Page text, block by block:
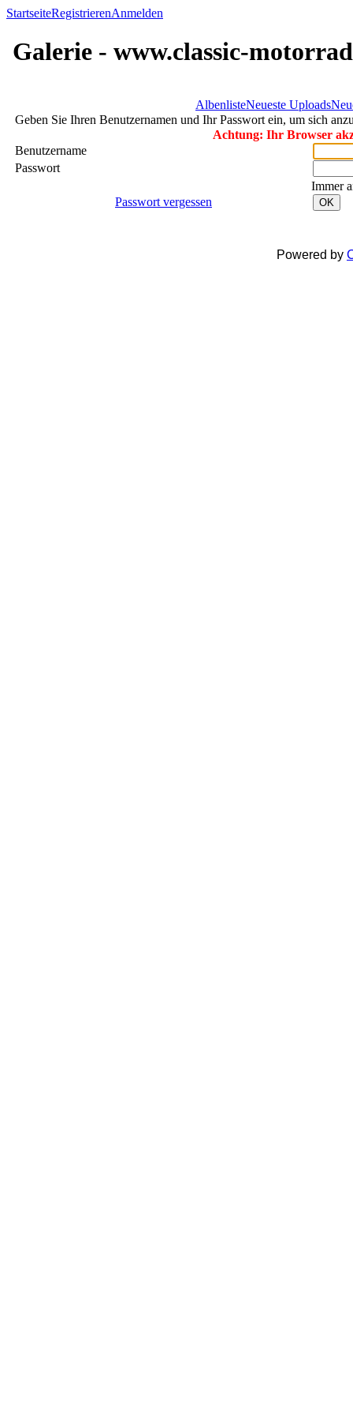
StartseiteRegistrierenAnmelden
Galerie - www.classic-
AlbenlisteNeueste Uploads
Geben Sie Ihren Benutzernamen und Ihr Passwort ein, um sich
Achtung: Ihr Browser
Benutzername
Passwort
Immer
Passwort vergessen
OK
Powered by